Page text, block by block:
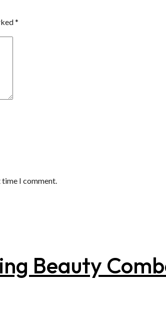
*
I comment.
Beauty